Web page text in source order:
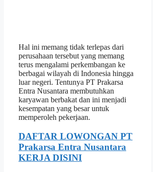
Hal ini memang tidak terlepas dari
perusahaan tersebut yang memang
terus mengalami perkembangan ke
berbagai wilayah di Indonesia hingga
luar negeri. Tentunya PT Prakarsa
Entra Nusantara membutuhkan
karyawan berbakat dan ini menjadi
kesempatan yang besar untuk
memperoleh pekerjaan.
DAFTAR LOWONGAN PT
Prakarsa Entra Nusantara
KERJA DISINI